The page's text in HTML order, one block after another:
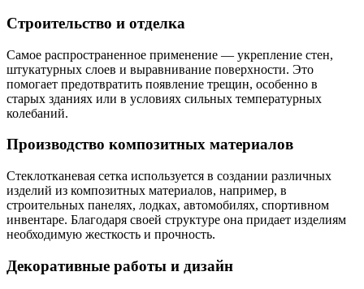
Строительство и отделка
Самое распространенное применение — укрепление стен,
штукатурных слоев и выравнивание поверхности. Это
помогает предотвратить появление трещин, особенно в
старых зданиях или в условиях сильных температурных
колебаний.
Производство композитных материалов
Стеклотканевая сетка используется в создании различных
изделий из композитных материалов, например, в
строительных панелях, лодках, автомобилях, спортивном
инвентаре. Благодаря своей структуре она придает изделиям
необходимую жесткость и прочность.
Декоративные работы и дизайн